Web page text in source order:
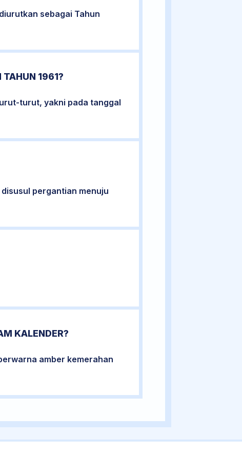
sebagai Tahun
TAHUN 1961?
turut, yakni pada tanggal
pergantian menuju
KALENDER?
amber kemerahan